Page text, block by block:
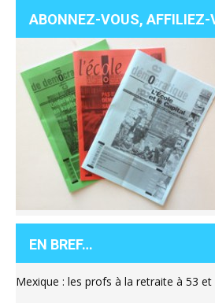
ABONNEZ-VOUS, AFFILIEZ-
EN BREF…
Mexique : les profs à la retraite à 53 et